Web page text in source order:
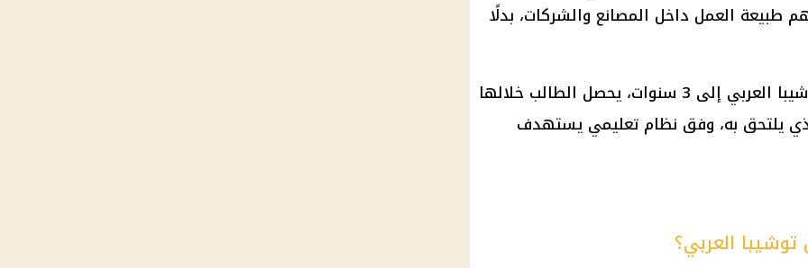
طبيعة العمل داخل المصانع والشركات، بدلًا
وتصل مدة الدراسة في مدارس توشيبا العربي إلى 3 سنوات، يحصل الطالب خلالها
يلتحق به، وفق نظام تعليمي يستهدف
العربي؟